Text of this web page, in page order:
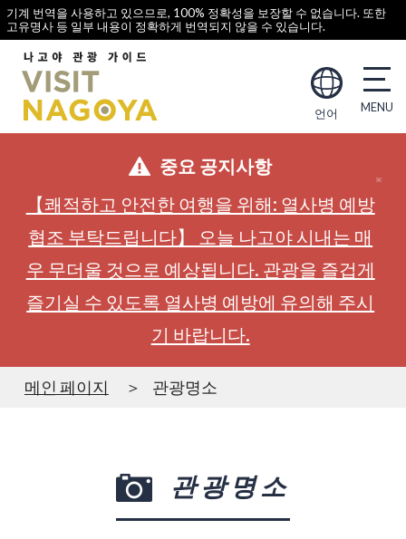
기계 번역을 사용하고 있으므로, 100% 정확성을 보장할 수 없습니다. 또한
고유명사 등 일부 내용이 정확하게 번역되지 않을 수 있습니다.
언어
중요 공지사항
【쾌적하고 안전한 여행을 위해: 열사병 예방
협조 부탁드립니다】 오늘 나고야 시내는 매
우 무더울 것으로 예상됩니다. 관광을 즐겁게
즐기실 수 있도록 열사병 예방에 유의해 주시
기 바랍니다.
메인 페이지 관광명소
관광명소